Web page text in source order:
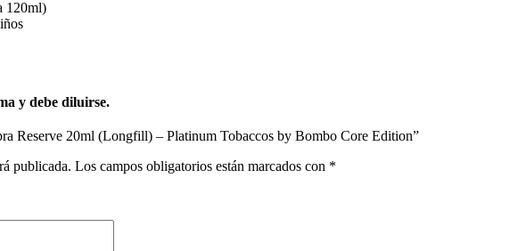
120ml)
y debe diluirse.
Reserve 20ml (Longfill) – Platinum Tobaccos by Bombo Core Edition”
publicada. Los campos obligatorios están marcados con *